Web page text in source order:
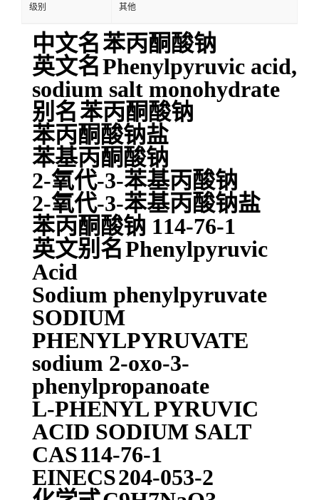
级别 其他
中文名苯丙酮酸钠
英文名Phenylpyruvic acid,
sodium salt monohydrate
别名苯丙酮酸钠
苯丙酮酸钠盐
苯基丙酮酸钠
2-氧代-3-苯基丙酸钠
2-氧代-3-苯基丙酸钠盐
苯丙酮酸钠 114-76-1
英文别名Phenylpyruvic
Acid
Sodium phenylpyruvate
SODIUM
PHENYLPYRUVATE
sodium 2-oxo-3-
phenylpropanoate
L-PHENYL PYRUVIC
ACID SODIUM SALT
CAS114-76-1
EINECS204-053-2